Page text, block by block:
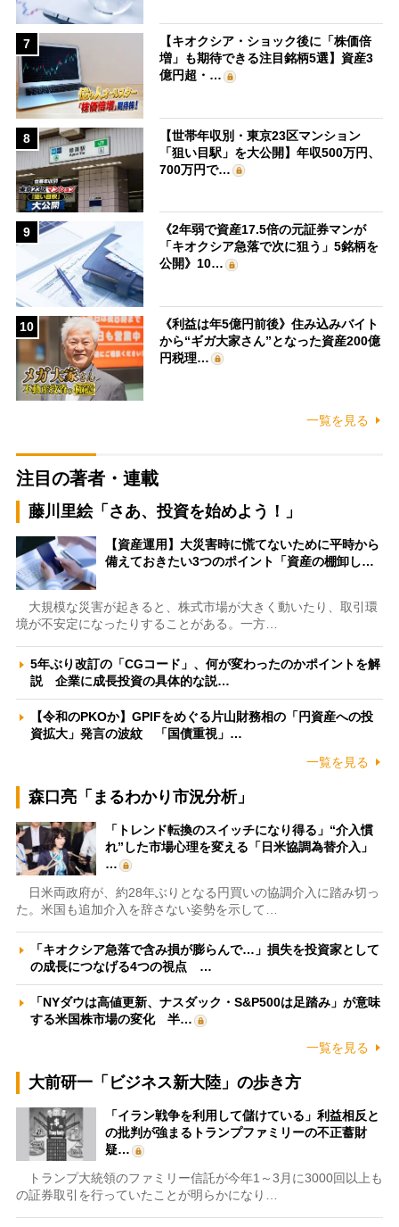
7
【キオクシア・ショック後に「株価倍
増」も期待できる注目銘柄5選】資産3
億円超・…
8
【世帯年収別・東京23区マンション
「狙い目駅」を大公開】年収500万円、
700万円で…
9
《2年弱で資産17.5倍の元証券マンが
「キオクシア急落で次に狙う」5銘柄を
公開》10…
10
《利益は年5億円前後》住み込みバイト
から“ギガ大家さん”となった資産200億
円税理…
一覧を見る
注目の著者・連載
藤川里絵「さあ、投資を始めよう！」
【資産運用】大災害時に慌てないために平時から
備えておきたい3つのポイント「資産の棚卸し…
大規模な災害が起きると、株式市場が大きく動いたり、取引環
境が不安定になったりすることがある。一方…
5年ぶり改訂の「CGコード」、何が変わったのかポイントを解
説 企業に成長投資の具体的な説…
【令和のPKOか】GPIFをめぐる片山財務相の「円資産への投
資拡大」発言の波紋 「国債重視」…
一覧を見る
森口亮「まるわかり市況分析」
「トレンド転換のスイッチになり得る」“介入慣
れ”した市場心理を変える「日米協調為替介入」
…
日米両政府が、約28年ぶりとなる円買いの協調介入に踏み切っ
た。米国も追加介入を辞さない姿勢を示して…
「キオクシア急落で含み損が膨らんで…」損失を投資家として
の成長につなげる4つの視点 …
「NYダウは高値更新、ナスダック・S&P500は足踏み」が意味
する米国株市場の変化 半…
一覧を見る
大前研一「ビジネス新大陸」の歩き方
「イラン戦争を利用して儲けている」利益相反と
の批判が強まるトランプファミリーの不正蓄財
疑…
トランプ大統領のファミリー信託が今年1～3月に3000回以上も
の証券取引を行っていたことが明らかになり…